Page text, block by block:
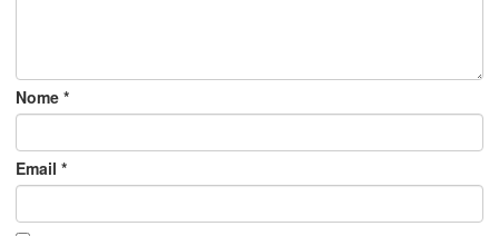
Nome *
Email *